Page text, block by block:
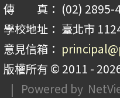
傳 真： (02) 2895-
學校地址： 臺北市
意見信箱：
版權所有 © 2011 -
| Powered by